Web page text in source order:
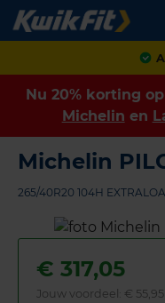
Nu 20% korting op
Michelin en
Michelin
265/40R20 104H
€ 317,05
Jouw voordeel: € 55,95